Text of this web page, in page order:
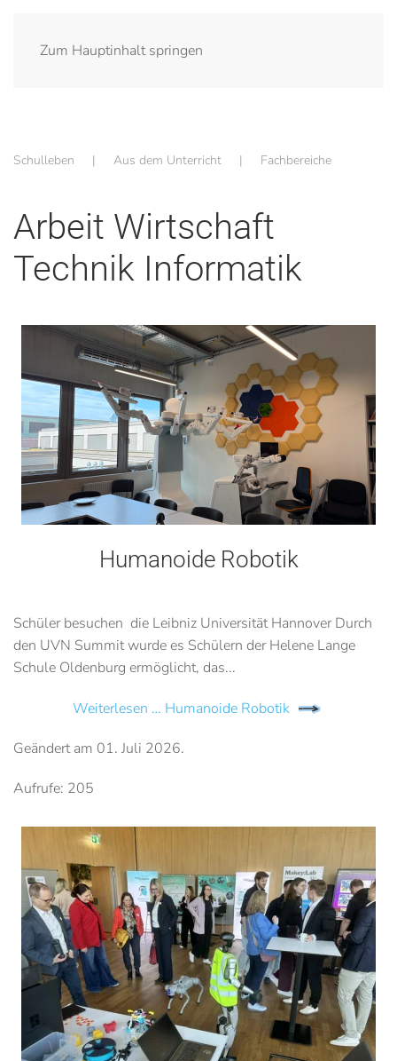
Zum Hauptinhalt springen
Schulleben Aus dem Unterricht Fachbereiche
Arbeit Wirtschaft
Technik Informatik
Humanoide Robotik
Schüler besuchen die Leibniz Universität Hannover Durch
den UVN Summit wurde es Schülern der Helene Lange
Schule Oldenburg ermöglicht, das...
Weiterlesen … Humanoide Robotik
Geändert am 01. Juli 2026.
Aufrufe: 205